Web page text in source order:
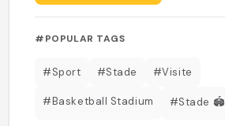
#POPULAR TAGS
#Sport #Stade #Visite
#Basketball Stadium #Stade 🏟️